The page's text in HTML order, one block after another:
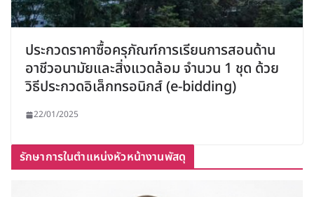
ประกวดราคาซื้อครุภัณฑ์การเรียนการสอนด้าน
อาชีวอนามัยและสิ่งแวดล้อม จำนวน 1 ชุด ด้วย
วิธีประกวดอิเล็กทรอนิกส์ (e-bidding)
22/01/2025
รักษาการในตำแหน่งหัวหน้างานพัสดุ